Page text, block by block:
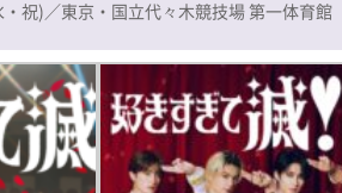
祝)／東京・国立代々木競技場 第一体育館